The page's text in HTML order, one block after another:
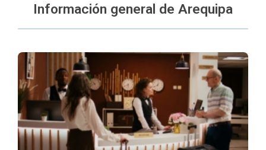
Información general de Arequipa